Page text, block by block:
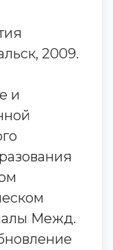
2009.
и
Межд.